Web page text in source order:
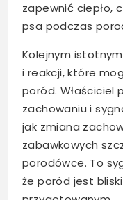
zapewnić ciepło,
psa podczas
Kolejnym
i reakcji, które
poród. Właściciel
zachowaniu i
jak zmiana
zabawkowych
porodówce. To
że poród jest